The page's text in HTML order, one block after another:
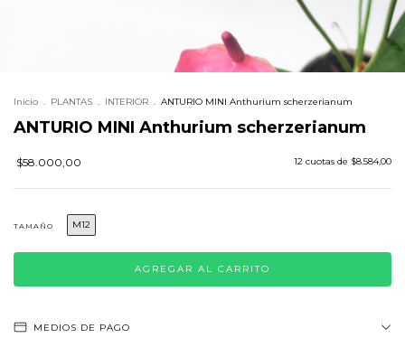
Inicio . PLANTAS . INTERIOR . ANTURIO MINI Anthurium scherzerianum
ANTURIO MINI Anthurium scherzerianum
$58.000,00 12 cuotas de $8.584,00
TAMAÑO M12
MEDIOS DE PAGO